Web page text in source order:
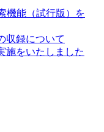
機能（試行版）を
収録について
施をいたしました